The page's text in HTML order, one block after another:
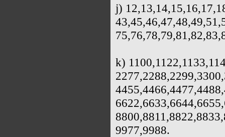
j)
k)
9977,9988.